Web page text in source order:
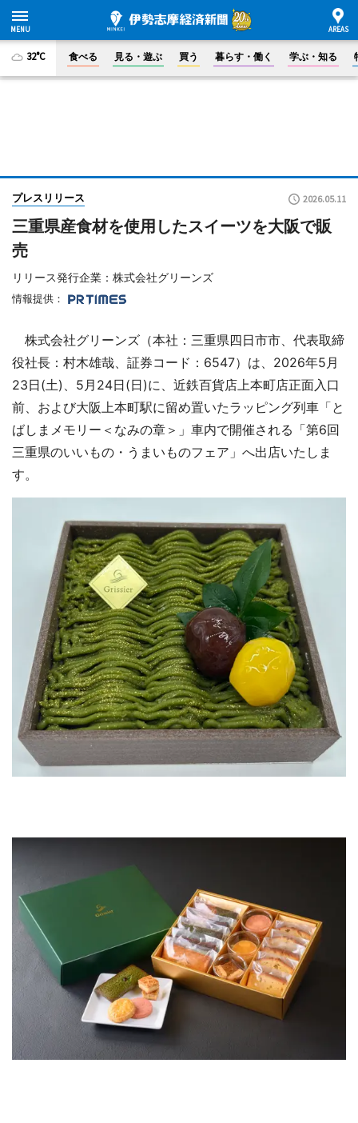
32°C 食べる 見る・遊ぶ 買う 暮らす・働く 学ぶ・知る
プレスリリース 2026.05.11
三重県産食材を使用したスイーツを大阪で販
売
リリース発行企業：株式会社グリーンズ
情報提供：
株式会社グリーンズ（本社：三重県四日市市、代表取締
役社長：村木雄哉、証券コード：6547）は、2026年5月
23日(土)、5月24日(日)に、近鉄百貨店上本町店正面入口
前、および大阪上本町駅に留め置いたラッピング列車「と
ばしまメモリー＜なみの章＞」車内で開催される「第6回
三重県のいいもの・うまいものフェア」へ出店いたしま
す。